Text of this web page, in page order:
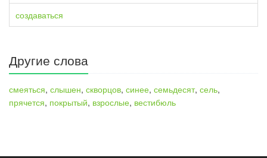
создаваться
Другие слова
смеяться, слышен, скворцов, синее, семьдесят, сель,
прячется, покрытый, взрослые, вестибюль